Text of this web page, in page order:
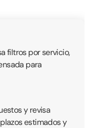
filtros por servicio,
para
y revisa
estimados y